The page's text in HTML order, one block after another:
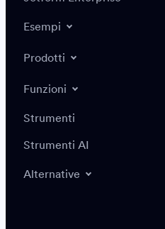
Esempi
Prodotti
Funzioni
Strumenti
Strumenti AI
Alternative